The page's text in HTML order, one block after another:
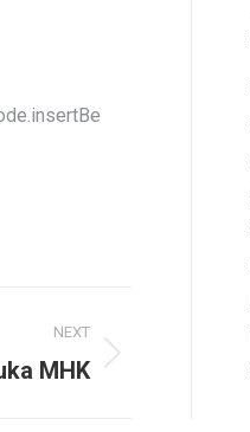
NEXT
MHK